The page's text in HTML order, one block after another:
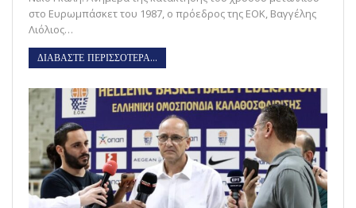
στο Ευρωμπάσκετ του 1987, ο πρόεδρος της ΕΟΚ, Βαγγέλης
Λιόλιος…
ΔΙΑΒΑΣΤΕ ΠΕΡΙΣΣΟΤΕΡΑ...